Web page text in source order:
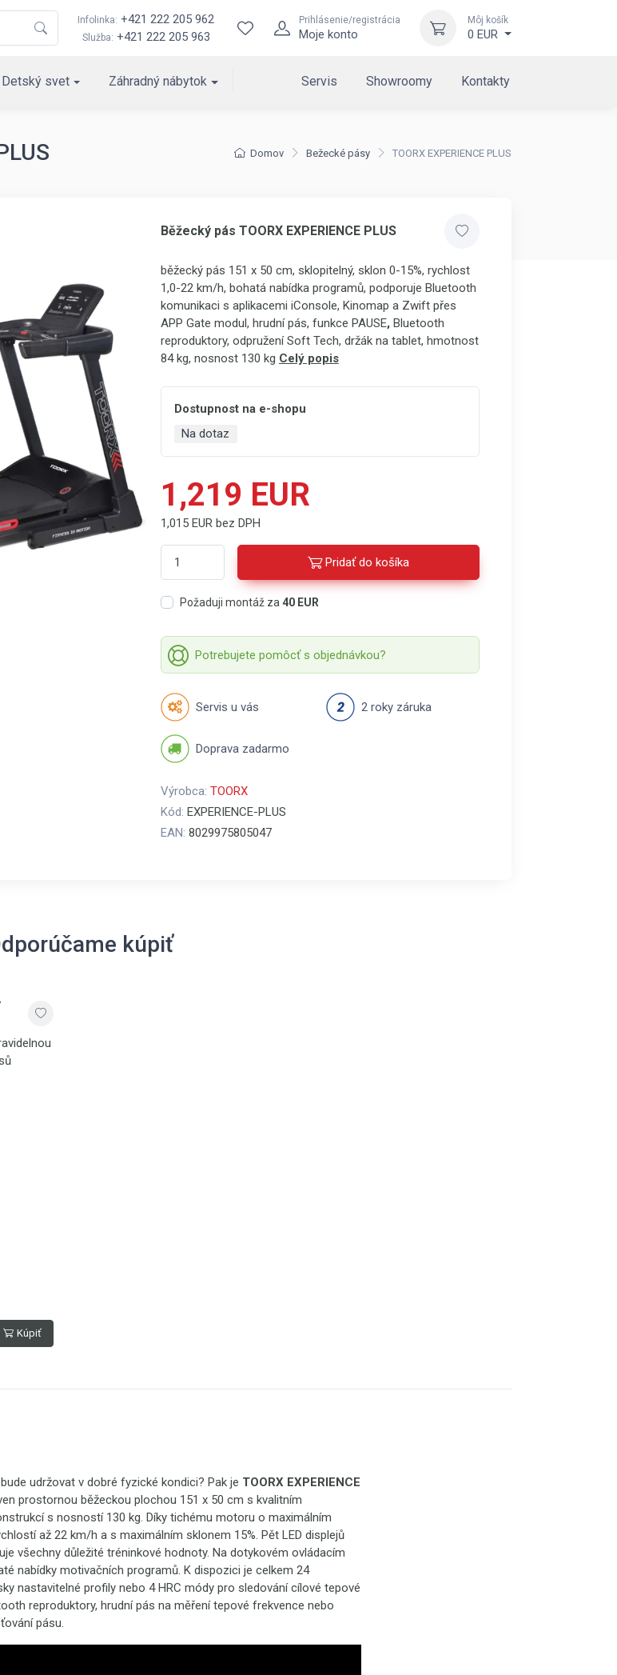
Infolinka: +421 222 205 962
Služba: +421 222 205 963
Prihlásenie/registrácia
Moje konto
Môj košík
0 EUR
Detský svet Záhradný nábytok Servis Showroomy Kontakty
Domov Bežecké pásy TOORX EXPERIENCE PLUS
Běžecký pás TOORX EXPERIENCE PLUS
běžecký pás 151 x 50 cm, sklopitelný, sklon 0-15%, rychlost
1,0-22 km/h, bohatá nabídka programů, podporuje Bluetooth
komunikaci s aplikacemi iConsole, Kinomap a Zwift přes
APP Gate modul, hrudní pás, funkce PAUSE, Bluetooth
reproduktory, odpružení Soft Tech, držák na tablet, hmotnost
84 kg, nosnost 130 kg Celý popis
Dostupnost na e-shopu
Na dotaz
1,219 EUR
1,015 EUR bez DPH
Pridať do košíka
Požaduji montáž za 40 EUR
Potrebujete pomôcť s objednávkou?
Servis u vás 2 roky záruka
Doprava zadarmo
Výrobca: TOORX
Kód: EXPERIENCE-PLUS
EAN: 8029975805047
kúpiť
Kúpiť
udržovat v dobré fyzické kondici? Pak je TOORX EXPERIENCE
prostornou běžeckou plochou 151 x 50 cm s kvalitním
s nosností 130 kg. Díky tichému motoru o maximálním
až 22 km/h a s maximálním sklonem 15%. Pět LED displejů
všechny důležité tréninkové hodnoty. Na dotykovém ovládacím
nabídky motivačních programů. K dispozici je celkem 24
nastavitelné profily nebo 4 HRC módy pro sledování cílové tepové
reproduktory, hrudní pás na měření tepové frekvence nebo
pásu.